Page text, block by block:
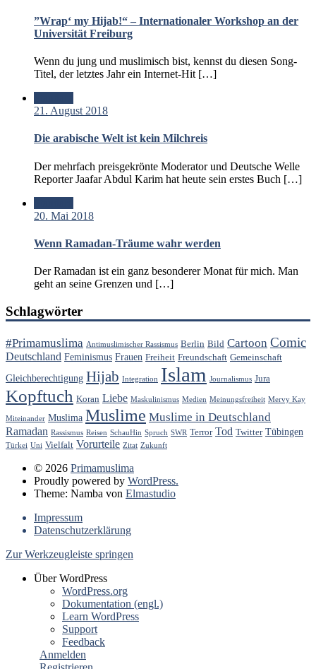
”Wrap‘ my Hijab!“ – Internationaler Workshop an der
Universität Freiburg
Wenn du jung und muslimisch bist, kennst du diesen Song-
Titel, der letztes Jahr ein Internet-Hit […]
21. August 2018
Die arabische Welt ist kein Milchreis
Der mehrfach preisgekrönte Moderator und Deutsche Welle
Reporter Jaafar Abdul Karim hat heute sein erstes Buch […]
20. Mai 2018
Wenn Ramadan-Träume wahr werden
Der Ramadan ist ein ganz besonderer Monat für mich. Man
geht an seine Grenzen und […]
Schlagwörter
#Primamuslima Antimuslimischer Rassismus Berlin Bild Cartoon Comic
Deutschland Feminismus Frauen Freiheit Freundschaft Gemeinschaft
Gleichberechtigung Hijab Integration Islam Journalismus Jura
Kopftuch Koran Liebe Maskulinismus Medien Meinungsfreiheit Mervy Kay
Miteinander Muslima Muslime Muslime in Deutschland
Ramadan Rassismus Reisen SchauHin Spruch SWR Terror Tod Twitter Tübingen
Türkei Uni Vielfalt Vorurteile Zitat Zukunft
© 2026 Primamuslima
Proudly powered by WordPress.
Theme: Namba von Elmastudio
Impressum
Datenschutzerklärung
Zur Werkzeugleiste springen
Über WordPress
WordPress.org
Dokumentation (engl.)
Learn WordPress
Support
Feedback
Anmelden